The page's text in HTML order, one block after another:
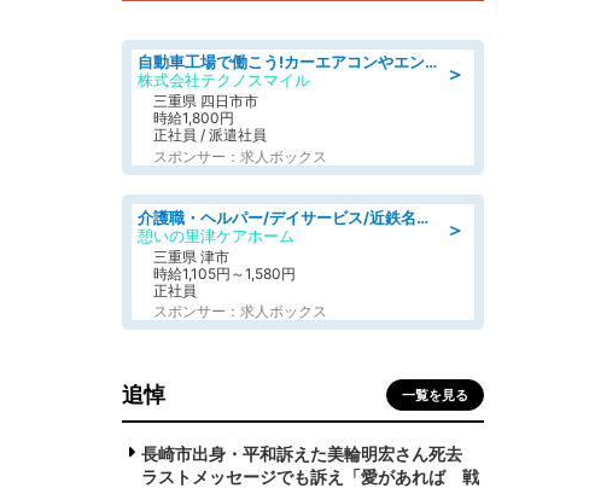
＞
自動車工場で働こう!カーエアコンやエンジンの製造・加工業務/寮完備 denso aichi
株式会社テクノスマイル
三重県 四日市市
時給1,800円
正社員 / 派遣社員
スポンサー：求人ボックス
＞
介護職・ヘルパー/デイサービス/近鉄名古屋線 高田本山/津市/三重県
憩いの里津ケアホーム
三重県 津市
時給1,105円～1,580円
正社員
スポンサー：求人ボックス
追悼 一覧を見る
長崎市出身・平和訴えた美輪明宏さん死去
ラストメッセージでも訴え「愛があれば 戦